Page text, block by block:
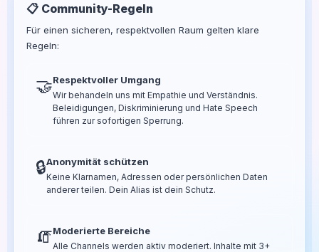
📋 Community-Regeln
Für einen sicheren, respektvollen Raum gelten klare
Regeln:
🤝Respektvoller Umgang
Wir behandeln uns mit Empathie und Verständnis.
Beleidigungen, Diskriminierung und Hate Speech
führen zur sofortigen Sperrung.
🔒Anonymität schützen
Keine Klarnamen, Adressen oder persönlichen Daten
anderer teilen. Dein Alias ist dein Schutz.
🧯Moderierte Bereiche
Alle Channels werden aktiv moderiert. Inhalte mit 3+